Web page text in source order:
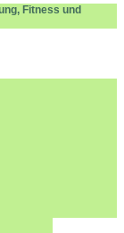
Fitness und